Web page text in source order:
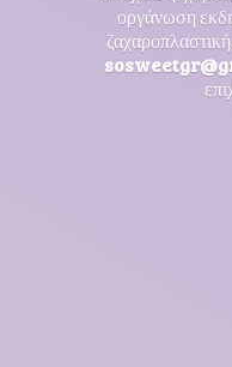
οργάνωση